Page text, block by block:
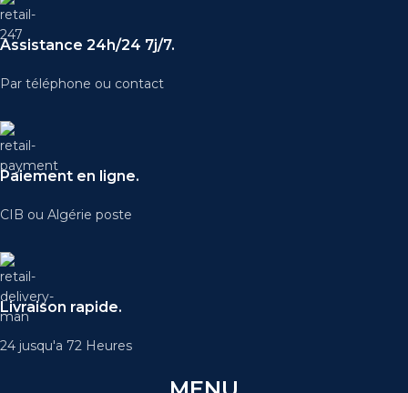
Assistance 24h/24 7j/7.
Par téléphone ou contact
Paiement en ligne.
CIB ou Algérie poste
Livraison rapide.
24 jusqu'a 72 Heures